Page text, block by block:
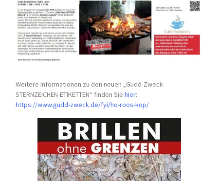
Weitere Informationen zu den neuen „Gudd-Zweck-
STERNZEICHEN-ETIKETTEN“ finden Siehier:
https://www.gudd-zweck.de/fyi/ho-roos-kop/